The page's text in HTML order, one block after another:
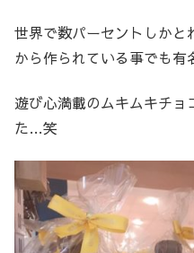
世界で数パーセントしかと
から作られている事でも有
遊び心満載のムキムキチョ
た…笑